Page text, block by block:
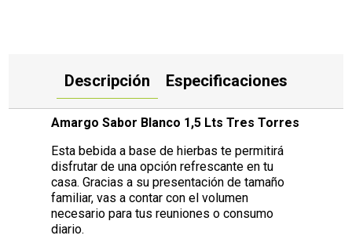
Descripción Especificaciones
Amargo Sabor Blanco 1,5 Lts Tres Torres
Esta bebida a base de hierbas te permitirá
disfrutar de una opción refrescante en tu
casa. Gracias a su presentación de tamaño
familiar, vas a contar con el volumen
necesario para tus reuniones o consumo
diario.